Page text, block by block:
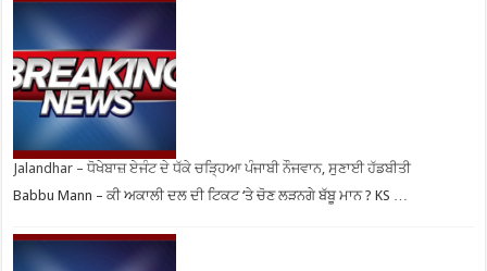
Jalandhar – ਧੋਖੇਬਾਜ਼ ਏਜੰਟ ਦੇ ਧੱਕੇ ਚੜ੍ਹਿਆ ਪੰਜਾਬੀ ਨੌਜਵਾਨ, ਸੁਣਾਈ ਹੱਡਬੀਤੀ
Babbu Mann – ਕੀ ਅਕਾਲੀ ਦਲ ਦੀ ਟਿਕਟ ‘ਤੇ ਚੋਣ ਲੜਨਗੇ ਬੱਬੂ ਮਾਨ ? KS …